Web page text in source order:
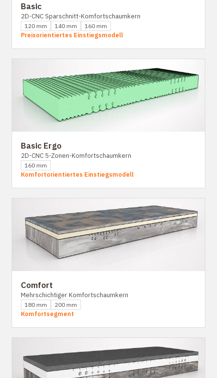
Basic
2D-CNC Sparschnitt-Komfortschaumkern
120 mm 140 mm 160 mm
Preisorientiertes Einstiegsmodell
Basic Ergo
2D-CNC 5-Zonen-Komfortschaumkern
160 mm
Komfortorientiertes Einstiegsmodell
Comfort
Mehrschichtiger Komfortschaumkern
180 mm 200 mm
Komfortsegment